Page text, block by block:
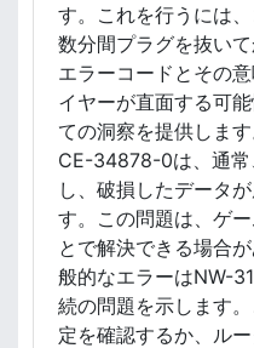
す。これを行うには
数分間プラグを抜い
エラーコードとその
イヤーが直面する可
ての洞察を提供しま
CE-34878-0は、通常
し、破損したデータ
す。この問題は、ゲ
とで解決できる場合
般的なエラーはNW-
続の問題を示します
定を確認するか、ル